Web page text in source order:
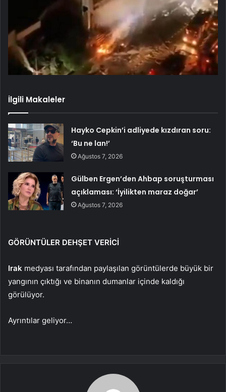
İlgili Makaleler
Hayko Cepkin’i adliyede kızdıran soru:
‘Bu ne lan!’
Ağustos 7, 2026
Gülben Ergen’den Ahbap soruşturması
açıklaması: ‘İyilikten maraz doğar’
Ağustos 7, 2026
GÖRÜNTÜLER DEHŞET VERİCİ
Irak medyası tarafından paylaşılan görüntülerde büyük bir
yangının çıktığı ve binanın dumanlar içinde kaldığı
görülüyor.
Ayrıntılar geliyor…